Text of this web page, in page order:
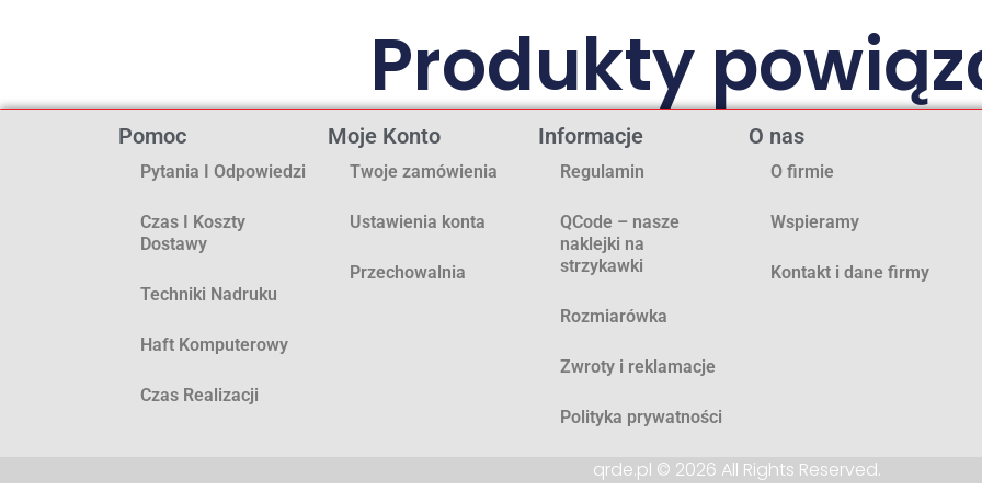
Produkty
Pomoc
Pytania I Odpowiedzi
Czas I Koszty
Dostawy
Techniki Nadruku
Haft Komputerowy
Czas Realizacji
Moje Konto
Twoje zamówienia
Ustawienia konta
Przechowalnia
Informacje
Regulamin
QCode – nasze
naklejki na
strzykawki
Rozmiarówka
Zwroty i reklamacje
Polityka prywatności
O nas
O firmie
Wspieramy
Kontakt i dane firmy
qrde.pl © 2026 All Rights Reserved.